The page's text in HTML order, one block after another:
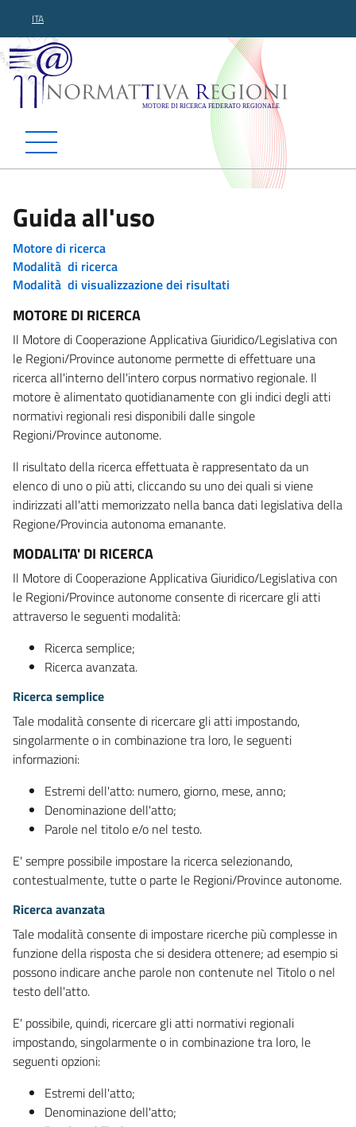
ITA
Normattiva Regioni -
Guida all'uso
Motore di ricerca
Modalità di ricerca
Modalità di visualizzazione dei risultati
MOTORE DI RICERCA
Il Motore di Cooperazione Applicativa Giuridico/Legislativa con
le Regioni/Province autonome permette di effettuare una
ricerca all'interno dell'intero corpus normativo regionale. Il
motore è alimentato quotidianamente con gli indici degli atti
normativi regionali resi disponibili dalle singole
Regioni/Province autonome.
Il risultato della ricerca effettuata è rappresentato da un
elenco di uno o più atti, cliccando su uno dei quali si viene
indirizzati all'atti memorizzato nella banca dati legislativa della
Regione/Provincia autonoma emanante.
MODALITA' DI RICERCA
Il Motore di Cooperazione Applicativa Giuridico/Legislativa con
le Regioni/Province autonome consente di ricercare gli atti
attraverso le seguenti modalità:
Ricerca semplice;
Ricerca avanzata.
Ricerca semplice
Tale modalità consente di ricercare gli atti impostando,
singolarmente o in combinazione tra loro, le seguenti
informazioni:
Estremi dell'atto: numero, giorno, mese, anno;
Denominazione dell'atto;
Parole nel titolo e/o nel testo.
E' sempre possibile impostare la ricerca selezionando,
contestualmente, tutte o parte le Regioni/Province autonome.
Ricerca avanzata
Tale modalità consente di impostare ricerche più complesse in
funzione della risposta che si desidera ottenere; ad esempio si
possono indicare anche parole non contenute nel Titolo o nel
testo dell'atto.
E' possibile, quindi, ricercare gli atti normativi regionali
impostando, singolarmente o in combinazione tra loro, le
seguenti opzioni:
Estremi dell'atto;
Denominazione dell'atto;